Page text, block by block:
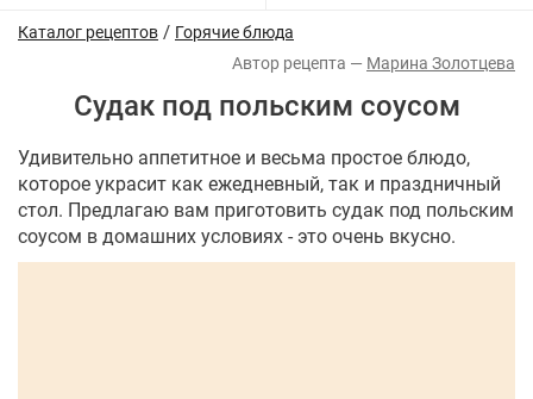
Каталог рецептов / Горячие блюда
Марина Золотцева
Судак под польским соусом
Удивительно аппетитное и весьма простое блюдо,
которое украсит как ежедневный, так и праздничный
стол. Предлагаю вам приготовить судак под польским
соусом в домашних условиях - это очень вкусно.